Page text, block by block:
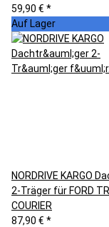
59,90 € *
Auf Lager
NORDRIVE KARGO
2-Träger für FORD
COURIER
87,90 € *